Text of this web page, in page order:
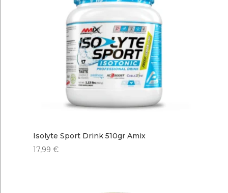
Isolyte Sport Drink 510gr Amix
17,99 €